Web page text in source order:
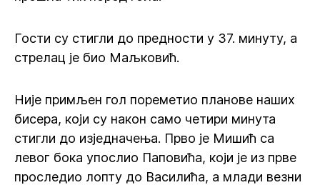
Гости су стигли до предности у 37. минуту, а
стрелац је био Маљковић.
Није примљен гол пореметио планове наших
бисера, који су након само четири минута
стигли до изједначења. Прво је Мишић са
левог бока упослио Паповића, који је из прве
проследио лопту до Василића, а млади везни